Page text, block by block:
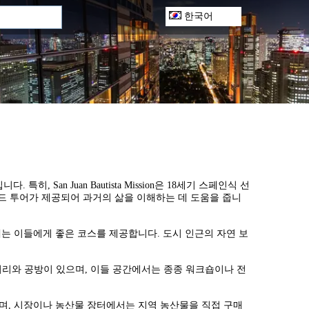
한국어
다. 특히, San Juan Bautista Mission은 18세기 스페인식 선
투어가 제공되어 과거의 삶을 이해하는 데 도움을 줍니
이들에게 좋은 코스를 제공합니다. 도시 인근의 자연 보
와 공방이 있으며, 이들 공간에서는 종종 워크숍이나 전
시장이나 농산물 장터에서는 지역 농산물을 직접 구매